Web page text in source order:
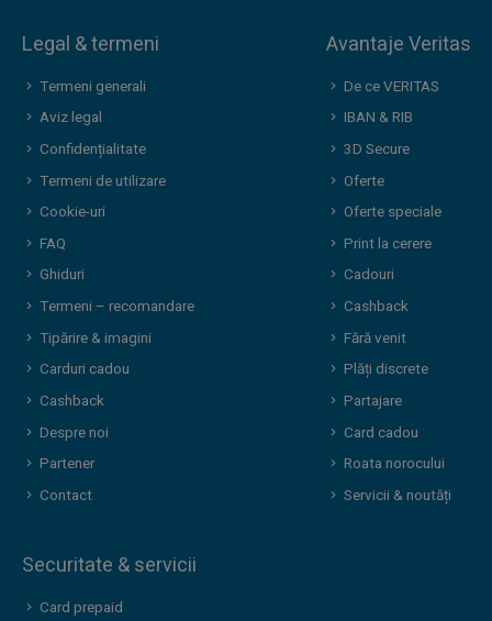
Legal & termeni
Termeni generali
Aviz legal
Confidențialitate
Termeni de utilizare
Cookie-uri
FAQ
Ghiduri
Termeni – recomandare
Tipărire & imagini
Carduri cadou
Cashback
Despre noi
Partener
Contact
Avantaje Veritas
De ce VERITAS
IBAN & RIB
3D Secure
Oferte
Oferte speciale
Print la cerere
Cadouri
Cashback
Fără venit
Plăți discrete
Partajare
Card cadou
Roata norocului
Servicii & noutăți
Securitate & servicii
Card prepaid